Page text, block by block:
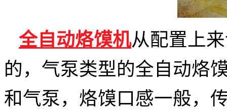
全自动烙馍机从配置上
的，气泵类型的全自动烙
和气泵，烙馍口感一般，